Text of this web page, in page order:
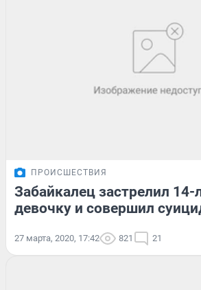
ПРОИСШЕСТВИЯ
Забайкалец застрелил
девочку и совершил
27 марта, 2020, 17:42 821 21